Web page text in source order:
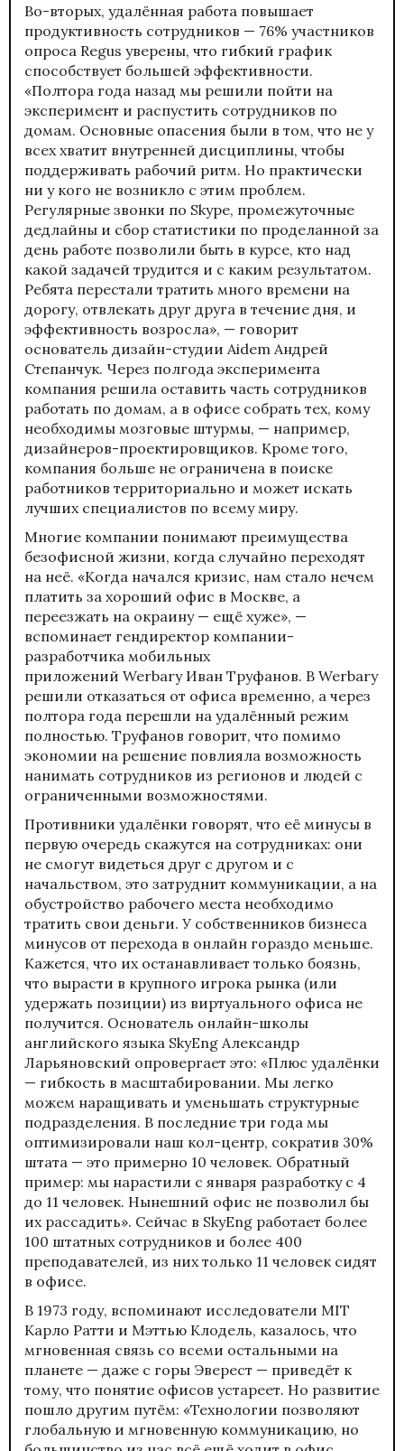
Во-вторых, удалённая работа повышает
продуктивность сотрудников — 76% участников
опроса Regus уверены, что гибкий график
способствует большей эффективности.
«Полтора года назад мы решили пойти на
эксперимент и распустить сотрудников по
домам. Основные опасения были в том, что не у
всех хватит внутренней дисциплины, чтобы
поддерживать рабочий ритм. Но практически
ни у кого не возникло с этим проблем.
Регулярные звонки по Skype, промежуточные
дедлайны и сбор статистики по проделанной за
день работе позволили быть в курсе, кто над
какой задачей трудится и с каким результатом.
Ребята перестали тратить много времени на
дорогу, отвлекать друг друга в течение дня, и
эффективность возросла», — говорит
основатель дизайн-студии Aidem Андрей
Степанчук. Через полгода эксперимента
компания решила оставить часть сотрудников
работать по домам, а в офисе собрать тех, кому
необходимы мозговые штурмы, — например,
дизайнеров-проектировщиков. Кроме того,
компания больше не ограничена в поиске
работников территориально и может искать
лучших специалистов по всему миру.
Многие компании понимают преимущества
безофисной жизни, когда случайно переходят
на неё. «Когда начался кризис, нам стало нечем
платить за хороший офис в Москве, а
переезжать на окраину — ещё хуже», —
вспоминает гендиректор компании-
разработчика мобильных
приложений WerbaryИван Труфанов. В Werbary
решили отказаться от офиса временно, а через
полтора года перешли на удалённый режим
полностью. Труфанов говорит, что помимо
экономии на решение повлияла возможность
нанимать сотрудников из регионов и людей с
ограниченными возможностями.
Противники удалёнки говорят, что её минусы в
первую очередь скажутся на сотрудниках: они
не смогут видеться друг с другом и с
начальством, это затруднит коммуникации, а на
обустройство рабочего места необходимо
тратить свои деньги. У собственников бизнеса
минусов от перехода в онлайн гораздо меньше.
Кажется, что их останавливает только боязнь,
что вырасти в крупного игрока рынка (или
удержать позиции) из виртуального офиса не
получится. Основатель онлайн-школы
английского языка SkyEng Александр
Ларьяновский опровергает это: «Плюс удалёнки
— гибкость в масштабировании. Мы легко
можем наращивать и уменьшать структурные
подразделения. В последние три года мы
оптимизировали наш кол-центр, сократив 30%
штата — это примерно 10 человек. Обратный
пример: мы нарастили с января разработку с 4
до 11 человек. Нынешний офис не позволил бы
их рассадить». Сейчас в SkyEng работает более
100 штатных сотрудников и более 400
преподавателей, из них только 11 человек сидят
в офисе.
В 1973 году, вспоминают исследователи MIT
Карло Ратти и Мэттью Клодель, казалось, что
мгновенная связь со всеми остальными на
планете — даже с горы Эверест — приведёт к
тому, что понятие офисов устареет. Но развитие
пошло другим путём: «Технологии позволяют
глобальную и мгновенную коммуникацию, но